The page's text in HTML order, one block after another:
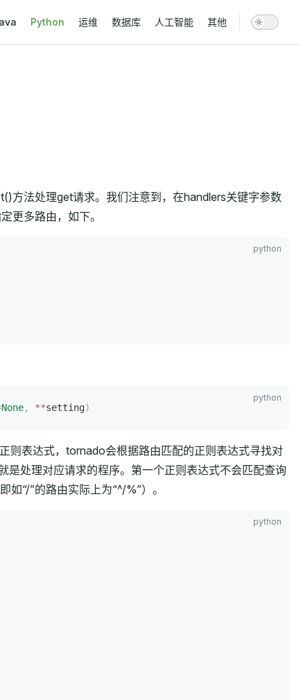
Python 运维 数据库 人工智能 其他
方法处理get请求。我们注意到，在handlers关键字参数
更多路由，如下。
None, **setting)
则表达式，tornado会根据路由匹配的正则表达式寻找对
处理对应请求的程序。第一个正则表达式不会匹配查询
“/”的路由实际上为“^/%”）。